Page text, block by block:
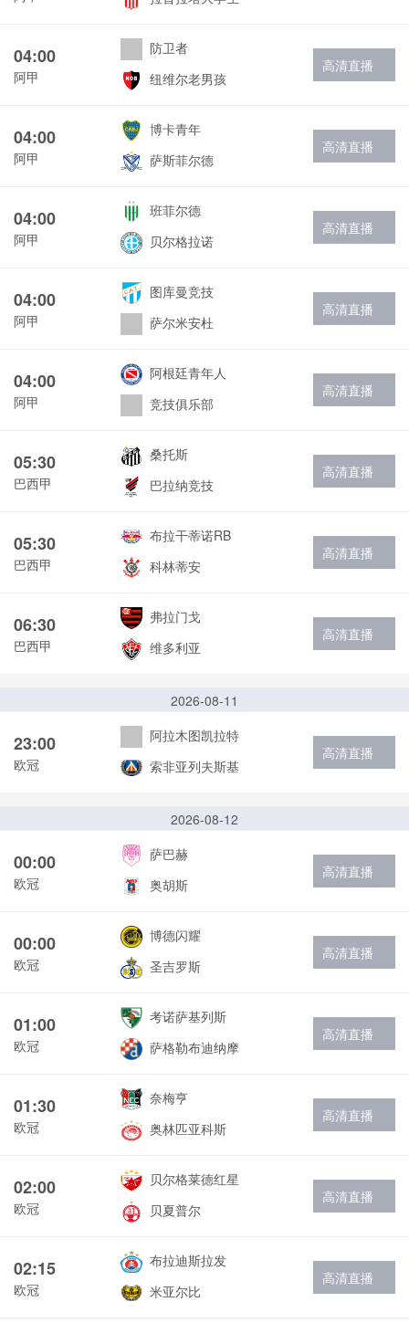
04:00
阿甲
防卫者
纽维尔老男孩
高清直播
04:00
阿甲
博卡青年
萨斯菲尔德
高清直播
04:00
阿甲
班菲尔德
贝尔格拉诺
高清直播
04:00
阿甲
图库曼竞技
萨尔米安杜
高清直播
04:00
阿甲
阿根廷青年人
竞技俱乐部
高清直播
05:30
巴西甲
桑托斯
巴拉纳竞技
高清直播
05:30
巴西甲
布拉干蒂诺RB
科林蒂安
高清直播
06:30
巴西甲
弗拉门戈
维多利亚
高清直播
2026-08-11
23:00
欧冠
阿拉木图凯拉特
索非亚列夫斯基
高清直播
2026-08-12
00:00
欧冠
萨巴赫
奥胡斯
高清直播
00:00
欧冠
博德闪耀
圣吉罗斯
高清直播
01:00
欧冠
考诺萨基列斯
萨格勒布迪纳摩
高清直播
01:30
欧冠
奈梅亨
奥林匹亚科斯
高清直播
02:00
欧冠
贝尔格莱德红星
贝夏普尔
高清直播
02:15
欧冠
布拉迪斯拉发
米亚尔比
高清直播